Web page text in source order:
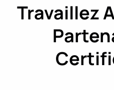
Travaillez